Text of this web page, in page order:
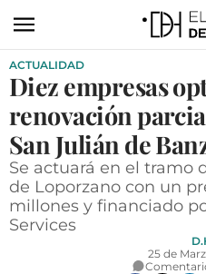
ACTUALIDAD
ECONOMÍA
TECNOLOGÍA
TURISMO
AGROALIMENTACIÓN
ACTUALIDAD
Diez empresas
renovación
San Julián de
Se actuará en el tramo
de Loporzano con un
millones y financiado
Services
25 de